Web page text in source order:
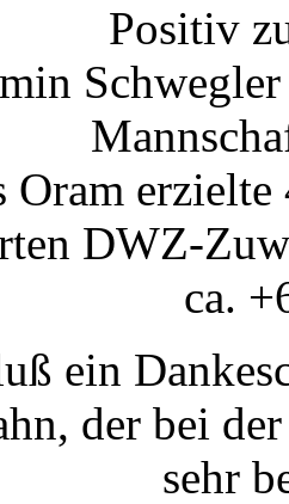
Positiv
Oram
DWZ-
ca.
ein
der bei
sehr